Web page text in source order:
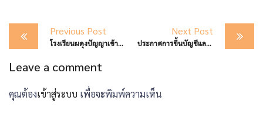
Post
navigation
Previous Post
โรงเรียนผดุงปัญญาเข้าร่วมโครงการ “ปลูกจิตสำนึกรู้คุณแผ่นดิน” ประจำปีงบประมาณ 2569
Next Post
ประกาศการขึ้นบัญชีและการยกเลิกการขึ้นบัญชีผู้ผ่านการคัดเลือกบุคคลเพื่อจัดจ้างเป็นลูกจ้างชั่วคราว ตำแหน่งครูผู้ช่วย สังกัดสำนักงานเขตพื้นที่การศึกษามัธยมศึกษาตาก
Leave a comment
คุณต้องเข้าสู่ระบบ เพื่อจะพิมพ์ความเห็น